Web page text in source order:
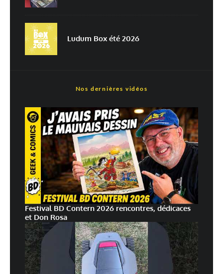
Prévenez-moi de tous les nouveaux articles par e-mail.
Ludum Box été 2026
Nos dernières vidéos
Festival BD Contern 2026 rencontres, dédicaces
et Don Rosa